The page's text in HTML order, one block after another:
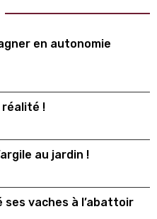
en autonomie
!
au jardin !
ses vaches à l’abattoir